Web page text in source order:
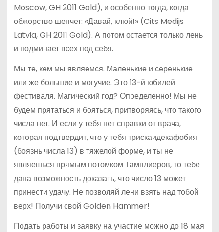
Moscow, GH 2011 Gold), и особенно тогда, когда
обжорство шепчет: «Давай, клюй!» (Cits Medijs
Latvia, GH 2011 Gold). А потом остается только лень
и подминает всех под себя.
Мы те, кем мы являемся. Маленькие и серенькие
или же большие и могучие. Это 13-й юбилей
фестиваля. Магический год? Определенно! Мы не
будем прятаться и бояться, притворяясь, что такого
числа нет. И если у тебя нет справки от врача,
которая подтвердит, что у тебя трискаидекафобия
(боязнь числа 13) в тяжелой форме, и ты не
являешься прямым потомком Тамплиеров, то тебе
дана возможность доказать, что число 13 может
принести удачу. Не позволяй лени взять над тобой
верх! Получи свой Golden Hammer!
Подать работы и заявку на участие можно до 18 мая